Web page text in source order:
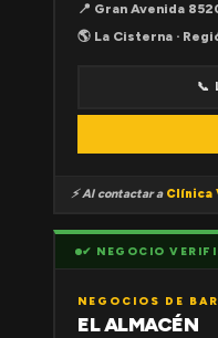
📍 Gran Avenida
🌎 La Cisterna ·
📞
⚡ Al contactar a Clínica
✔ NEGOCIO
NEGOCIOS DE
EL ALMACÉN